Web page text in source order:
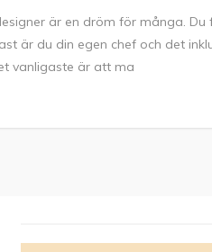
är en dröm för många. Du
är du din egen chef och det
vanligaste är att ma